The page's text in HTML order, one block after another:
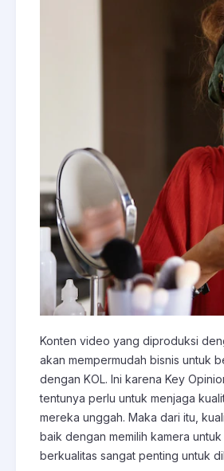
Konten video yang diproduksi
akan mempermudah bisnis untuk
dengan KOL. Ini karena Key
tentunya perlu untuk menjaga
mereka unggah. Maka dari itu,
baik dengan memilih kamera
berkualitas sangat penting untuk